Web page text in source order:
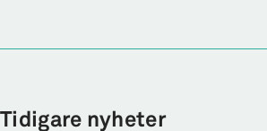
Tidigare nyheter